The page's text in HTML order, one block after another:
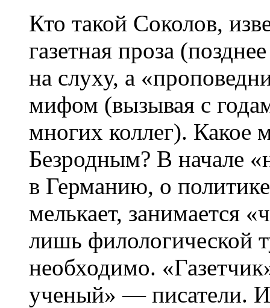
Кто такой Соколов,
газетная проза
на слуху, а
мифом (вызывая с
многих коллег). Какое
Безродным? В начале
в Германию, о
мелькает, занимается
лишь филологической
необходимо.
ученый» — писатели.